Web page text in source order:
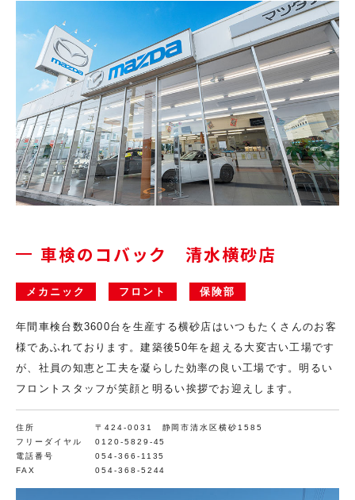
車検のコバック 清水横砂店
メカニック フロント 保険部
年間車検台数3600台を生産する横砂店はいつもたくさんのお客
様であふれております。建築後50年を超える大変古い工場です
が、社員の知恵と工夫を凝らした効率の良い工場です。明るい
フロントスタッフが笑顔と明るい挨拶でお迎えします。
住所
〒424-0031 静岡市清水区横砂1585
フリーダイヤル
0120-5829-45
電話番号
054-366-1135
FAX
054-368-5244